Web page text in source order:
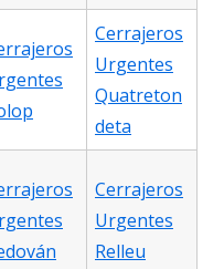
Cerrajeros
Urgentes
Quatreton
deta
Cerrajeros
Urgentes
Relleu